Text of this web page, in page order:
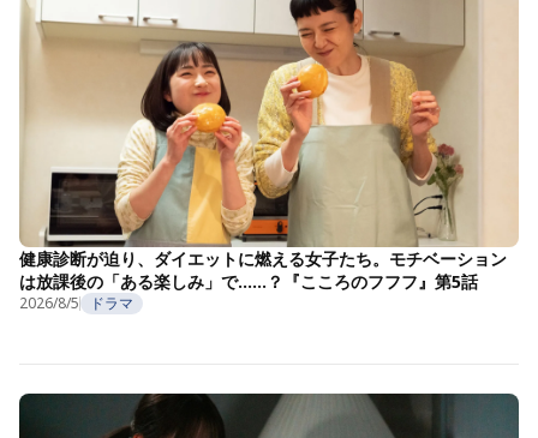
健康診断が迫り、ダイエットに燃える女子たち。モチベーション
は放課後の「ある楽しみ」で……？『こころのフフフ』第5話
2026/8/5 ドラマ